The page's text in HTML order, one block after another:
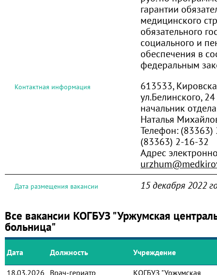
гарантии
медицинского
обязательного
социального и
обеспечения в
федеральным
Контактная информация
613533,
ул.Белинского, 24
начальник
Наталья
Телефон: (83363)
(83363) 2-16-32
Адрес
Дата размещения вакансии 15 декабря 2022
Все вакансии КОГБУЗ "Уржумская
больница"
Дата Должность Учреждение
18.03.2026 Врач-гериатр КОГБУЗ "Уржумская